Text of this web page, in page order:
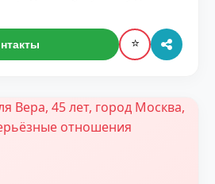
⭐